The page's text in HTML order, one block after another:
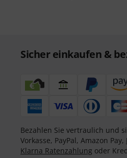
Sicher einkaufen &
Bezahlen Sie vertraulich und
Vorkasse, PayPal, Amazon Pay,
Klarna Ratenzahlung oder